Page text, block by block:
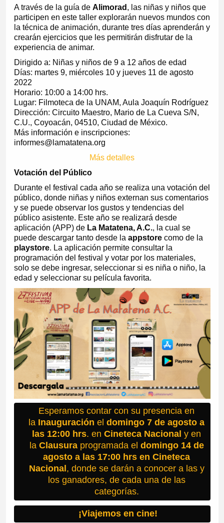
A través de la guía de Alimorad , las niñas y niños que
participen en este taller explorarán nuevos mundos con
la técnica de animación, durante tres días aprenderán y
crearán ejercicios que les permitirán disfrutar de la
experiencia de animar.
Dirigido a: Niñas y niños de 9 a 12 años de edad
Días: martes 9, miércoles 10 y jueves 11 de agosto
2022
Horario: 10:00 a 14:00 hrs.
Lugar: Filmoteca de la UNAM, Aula Joaquín Rodríguez
Dirección: Circuito Maestro, Mario de La Cueva S/N,
C.U., Coyoacán, 04510, Ciudad de México.
Más información e inscripciones:
informes@lamatatena.org
Más detalles
Votación del Público
Durante el festival cada año se realiza una votación del
público, donde niñas y niños externan sus comentarios
y se puede observar los gustos y tendencias del
público asistente. Este año se realizará desde
aplicación (APP) de La Matatena, A.C., la cual se
puede descargar tanto desde la appstorecomo de la
playstore. La aplicación permite consultar la
programación del festival y votar por los materiales,
solo se debe ingresar, seleccionar si es niña o niño, la
edad y seleccionar su película favorita.
Esperamos contar con su presencia en
la Inauguración eldomingo 7 de agosto a
las 12:00 hrs. enCineteca Nacional y en
la Clausura programada el domingo 14 de
agosto a las 17:00 hrs en Cineteca
Nacional , donde se darán a conocer a las y
los ganadores, de cada una de las
categorías.
¡Viajemos en cine!